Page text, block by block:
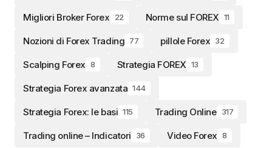
Migliori Broker Forex 22 Norme sul FOREX 11
Nozioni di Forex Trading 77 pillole Forex 32
Scalping Forex 8 Strategia FOREX 13
Strategia Forex avanzata 144
Strategia Forex: le basi 115 Trading Online 317
Trading online – Indicatori 36 Video Forex 8